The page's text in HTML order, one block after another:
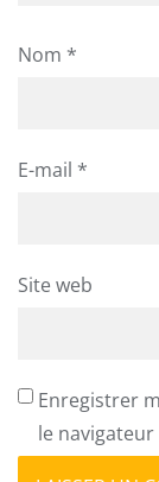
Nom *
E-mail *
Site web
Enregistrer
le